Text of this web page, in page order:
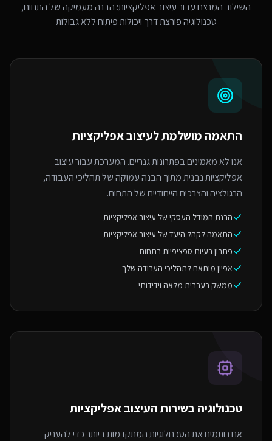
השילוב המנצח עבורעיצוב אפליקציות: הבנה מעמיקה של התחום,
טכנולוגיה פורצת דרך ויכולות פיתוח ללא גבולות
התאמה מושלמת לעיצוב אפליקציות
אנו לא מאמינים בפתרונות גנריים. המערכת עבור עיצוב
אפליקציות נבנית מתוך הבנה עמוקה של תהליכי העבודה,
הרגולציה והצרכים הייחודיים של התחום.
הבנת המודל העסקי של עיצוב אפליקציות
התאמה לקהל היעד של עיצוב אפליקציות
פתרון בעיות ספציפיות בתחום
אפיון מותאם לתהליכי העבודה שלך
ממשק בעברית מלאה וידידותי
טכנולוגיה בשירות העיצוב אפליקציות
אנו רותמים את הטכנולוגיות המתקדמות ביותר כדי להעניק